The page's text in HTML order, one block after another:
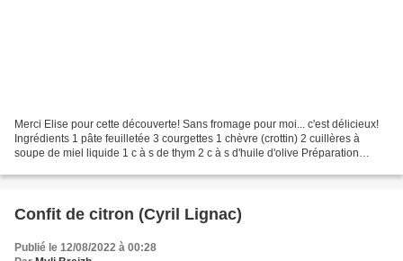
Merci Elise pour cette découverte! Sans fromage pour moi... c'est délicieux!
Ingrédients 1 pâte feuilletée 3 courgettes 1 chèvre (crottin) 2 cuillères à
soupe de miel liquide 1 c à s de thym 2 c à s d'huile d'olive Préparation
Confit de citron (Cyril Lignac)
Publié le 12/08/2022 à 00:28